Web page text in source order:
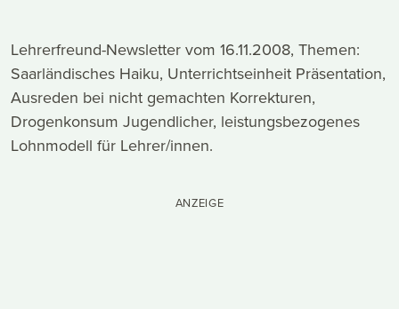
Lehrerfreund-Newsletter vom 16.11.2008, Themen:
Saarländisches Haiku, Unterrichtseinheit Präsentation,
Ausreden bei nicht gemachten Korrekturen,
Drogenkonsum Jugendlicher, leistungsbezogenes
Lohnmodell für Lehrer/innen.
ANZEIGE